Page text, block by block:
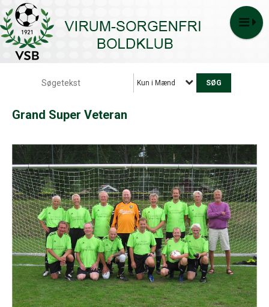
Kun i Mænd
Grand Super Veteran